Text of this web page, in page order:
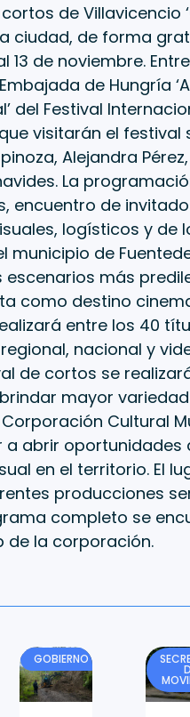
de Villavicencio
ciudad, de forma
13 de noviembre.
de Hungría
del Festival
visitarán el festival
Alejandra
La
encuentro de
logísticos y de
municipio de
más
como destino
entre los 40
nacional y
de cortos se
mayor
Cultural
abrir oportunidades
en el territorio. El
producciones
completo se
de la corporación.
GOBIERNO